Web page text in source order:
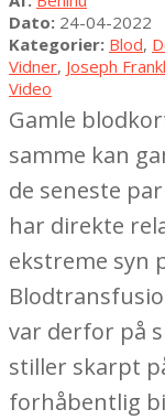
04-
24
Dato: 24-04-2022
Kategorier: Blod,
Vidner, Joseph
Video
Gamle
samme kan
de seneste
har direkte
ekstreme syn
var derfor på
stiller skarpt
forhåbentlig